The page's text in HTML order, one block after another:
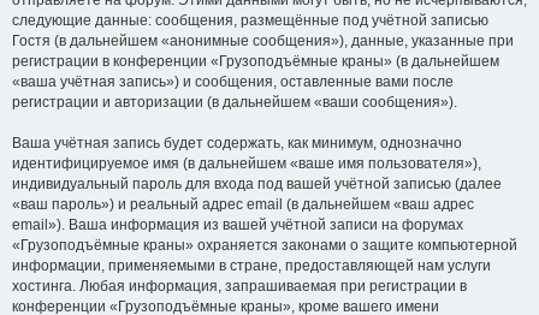
следующие данные: сообщения, размещённые под учётной записью
Гостя (в дальнейшем «анонимные сообщения»), данные, указанные при
регистрации в конференции «Грузоподъёмные краны» (в дальнейшем
«ваша учётная запись») и сообщения, оставленные вами после
регистрации и авторизации (в дальнейшем «ваши сообщения»).
Ваша учётная запись будет содержать, как минимум, однозначно
идентифицируемое имя (в дальнейшем «ваше имя пользователя»),
индивидуальный пароль для входа под вашей учётной записью (далее
«ваш пароль») и реальный адрес email (в дальнейшем «ваш адрес
email»). Ваша информация из вашей учётной записи на форумах
«Грузоподъёмные краны» охраняется законами о защите компьютерной
информации, применяемыми в стране, предоставляющей нам услуги
хостинга. Любая информация, запрашиваемая при регистрации в
конференции «Грузоподъёмные краны», кроме вашего имени